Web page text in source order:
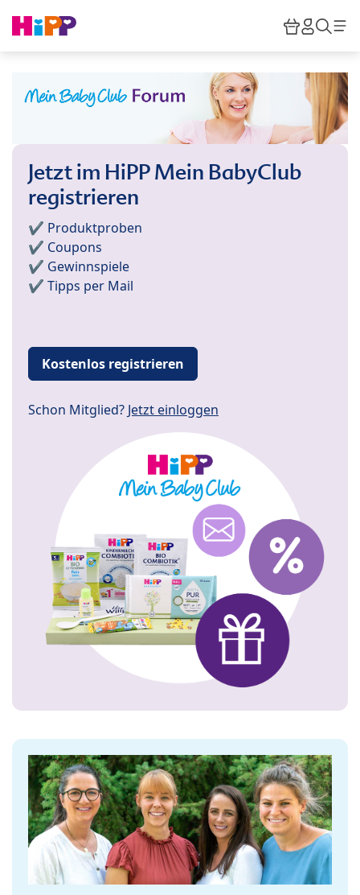
HiPP
Jetzt im HiPP Mein BabyClub
registrieren
✔️ Produktproben
✔️ Coupons
✔️ Gewinnspiele
✔️ Tipps per Mail
Kostenlos registrieren
Schon Mitglied? Jetzt einloggen